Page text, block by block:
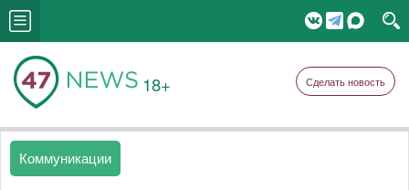
18+ Сделать новость
Коммуникации